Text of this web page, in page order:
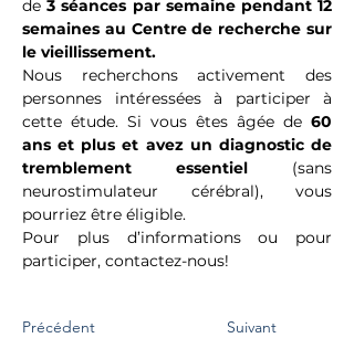
de 3 séances par semaine pendant 12
semaines au Centre de recherche sur
le vieillissement.
Nous recherchons activement des
personnes intéressées à participer à
cette étude. Si vous êtes âgée de 60
ans et plus et avez un diagnostic de
tremblement essentiel (sans
neurostimulateur cérébral), vous
pourriez être éligible.
Pour plus d’informations ou pour
participer, contactez-nous!
Précédent Suivant